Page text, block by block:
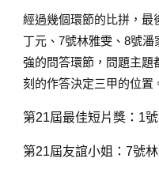
經過幾個環節的比拼，最
丁元、7號林雅雯、8號
強的問答環節，問題主題
刻的作答決定三甲的位置
第21屆最佳短片獎：1
第21屆友誼小姐：7號